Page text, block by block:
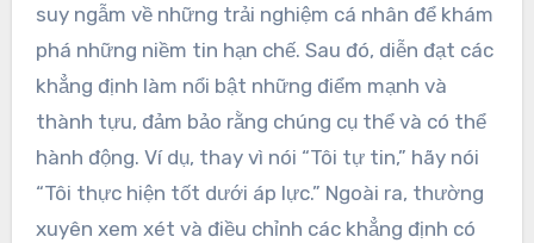
suy ngẫm về những trải nghiệm cá nhân để khám
phá những niềm tin hạn chế. Sau đó, diễn đạt các
khẳng định làm nổi bật những điểm mạnh và
thành tựu, đảm bảo rằng chúng cụ thể và có thể
hành động. Ví dụ, thay vì nói “Tôi tự tin,” hãy nói
“Tôi thực hiện tốt dưới áp lực.” Ngoài ra, thường
xuyên xem xét và điều chỉnh các khẳng định có